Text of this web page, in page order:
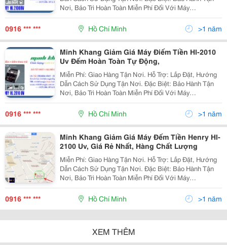
Nơi, Bảo Trì Hoàn Toàn Miễn Phí Đối Với Máy
Photocopy. @@@ Đại Siêu Thị Máy Văn Phòng @@@
@@@ Máy Đếm Tiền Cao
0916 *** *** Hồ Chí Minh >1 năm
Minh Khang Giảm Giá Máy Điếm Tiền Hl-2010
Uv Đếm Hoàn Toàn Tự Động,
Miễn Phí: Giao Hàng Tận Nơi. Hỗ Trợ: Lắp Đặt, Hướng
Dẫn Cách Sử Dụng Tận Nơi. Đặc Biệt: Bảo Hành Tận
Nơi, Bảo Trì Hoàn Toàn Miễn Phí Đối Với Máy
Photocopy. @@@ Đại Siêu Thị Máy Văn Phòng @@@
@@@ Máy Đếm Tiền C
0916 *** *** Hồ Chí Minh >1 năm
Minh Khang Giảm Giá Máy Đếm Tiền Henry Hl-
2100 Uv, Giá Rẻ Nhất, Hàng Chất Lượng
Miễn Phí: Giao Hàng Tận Nơi. Hỗ Trợ: Lắp Đặt, Hướng
Dẫn Cách Sử Dụng Tận Nơi. Đặc Biệt: Bảo Hành Tận
Nơi, Bảo Trì Hoàn Toàn Miễn Phí Đối Với Máy
Photocopy. @@@ Đại Siêu Thị Máy Văn Phòng @@@
@@@ Máy Đếm Tiền C
0916 *** *** Hồ Chí Minh >1 năm
XEM THÊM